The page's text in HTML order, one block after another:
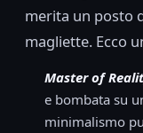
merita un posto
magliette. Ecco
Master of
e bombata su
minimalismo